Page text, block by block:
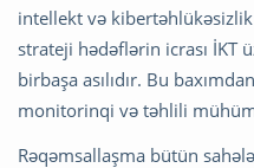
intellekt və
strateji hədəflərin icrası İKT
birbaşa asılıdır. Bu
monitorinqi və təhlili mühüm
Rəqəmsallaşma bütün